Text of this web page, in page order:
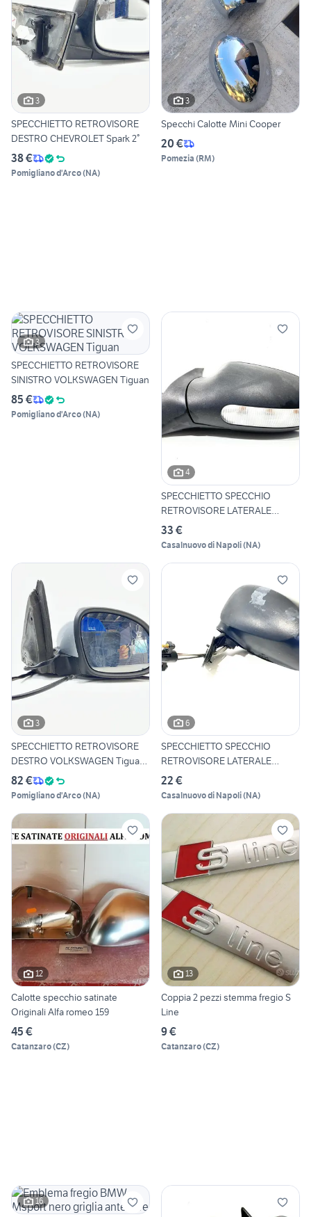
3
SPECCHIETTO RETROVISORE
DESTRO CHEVROLET Spark 2°
38 €
Pomigliano d'Arco(NA)
3
Specchi Calotte Mini Cooper
20 €
Pomezia (RM)
3
SPECCHIETTO RETROVISORE
SINISTRO VOLKSWAGEN Tiguan
85 €
Pomigliano d'Arco(NA)
4
SPECCHIETTO SPECCHIO
RETROVISORE LATERALE
SINISTRO
33 €
Casalnuovo di Napoli(NA)
3
SPECCHIETTO RETROVISORE
DESTRO VOLKSWAGEN Tiguan
2
82 €
Pomigliano d'Arco(NA)
6
SPECCHIETTO SPECCHIO
RETROVISORE LATERALE
SINISTRO
22 €
Casalnuovo di Napoli(NA)
12
Calotte specchio satinate
Originali Alfa romeo 159
45 €
Catanzaro(CZ)
13
Coppia 2 pezzi stemma fregio S
Line
9 €
Catanzaro(CZ)
16